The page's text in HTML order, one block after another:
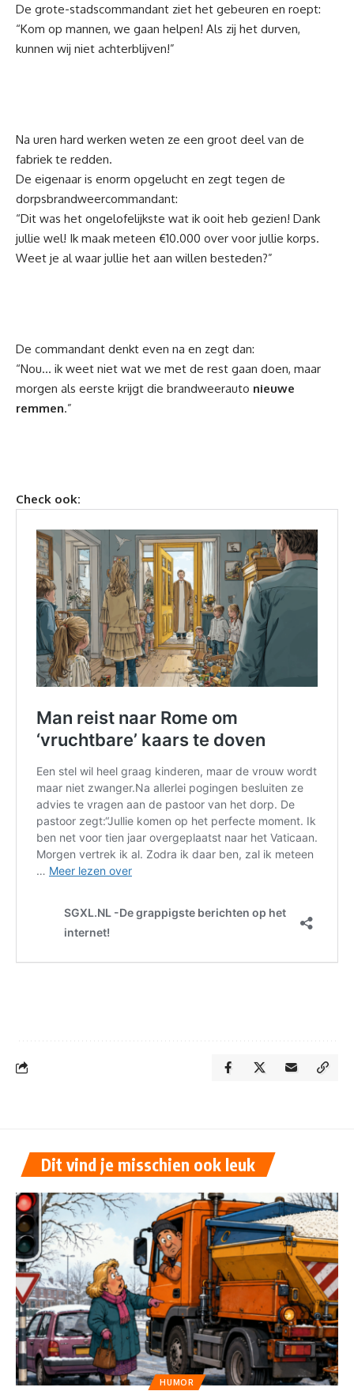
De grote-stadscommandant ziet het gebeuren en roept:
“Kom op mannen, we gaan helpen! Als zij het durven,
kunnen wij niet achterblijven!”
Na uren hard werken weten ze een groot deel van de
fabriek te redden.
De eigenaar is enorm opgelucht en zegt tegen de
dorpsbrandweercommandant:
“Dit was het ongelofelijkste wat ik ooit heb gezien! Dank
jullie wel! Ik maak meteen €10.000 over voor jullie korps.
Weet je al waar jullie het aan willen besteden?”
De commandant denkt even na en zegt dan:
“Nou… ik weet niet wat we met de rest gaan doen, maar
morgen als eerste krijgt die brandweerauto nieuwe
remmen.”
Check ook:
Dit vind je misschien ook leuk
HUMOR